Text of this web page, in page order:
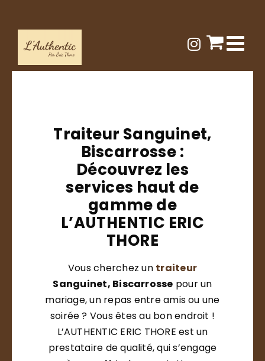
Passer
contenu
Traiteur Sanguinet,
Biscarrosse :
Découvrez les
services haut de
gamme de
L’AUTHENTIC ERIC
THORE
Vous cherchez un traiteur
Sanguinet, Biscarrosse pour un
mariage, un repas entre amis ou une
soirée ? Vous êtes au bon endroit !
L’AUTHENTIC ERIC THORE est un
prestataire de qualité, qui s’engage